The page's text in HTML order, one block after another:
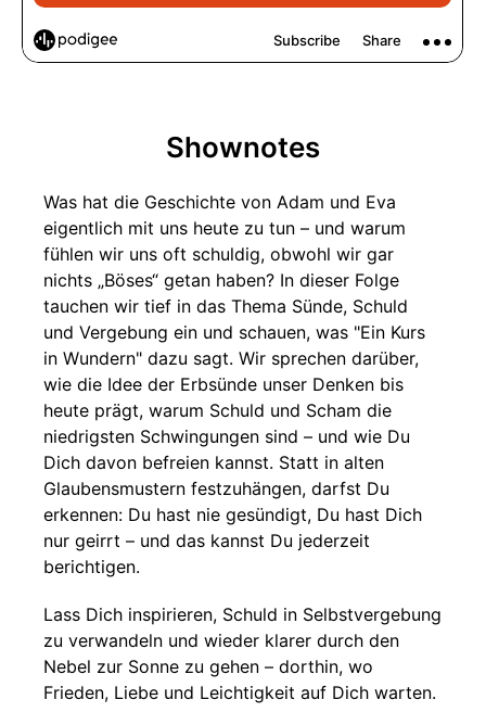
Shownotes
Was hat die Geschichte von Adam und Eva
eigentlich mit uns heute zu tun – und warum
fühlen wir uns oft schuldig, obwohl wir gar
nichts „Böses“ getan haben? In dieser Folge
tauchen wir tief in das Thema Sünde, Schuld
und Vergebung ein und schauen, was "Ein Kurs
in Wundern" dazu sagt. Wir sprechen darüber,
wie die Idee der Erbsünde unser Denken bis
heute prägt, warum Schuld und Scham die
niedrigsten Schwingungen sind – und wie Du
Dich davon befreien kannst. Statt in alten
Glaubensmustern festzuhängen, darfst Du
erkennen: Du hast nie gesündigt, Du hast Dich
nur geirrt – und das kannst Du jederzeit
berichtigen.
Lass Dich inspirieren, Schuld in Selbstvergebung
zu verwandeln und wieder klarer durch den
Nebel zur Sonne zu gehen – dorthin, wo
Frieden, Liebe und Leichtigkeit auf Dich warten.